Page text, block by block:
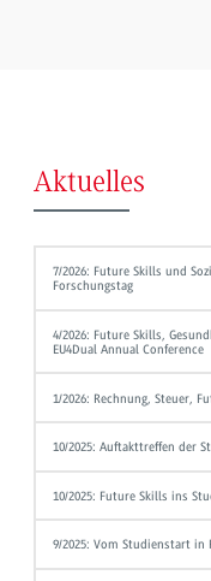
Aktuelles
7/2026: Future Skills und
Forschungstag
4/2026: Future Skills,
EU4Dual Annual Conference
1/2026: Rechnung, Steuer,
10/2025: Auftakttreffen der
10/2025: Future Skills ins
9/2025: Vom Studienstart in